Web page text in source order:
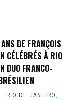
DE FRANÇOIS
CÉLÉBRÉS À RIO
DUO FRANCO-
,RIO DE JANEIRO,